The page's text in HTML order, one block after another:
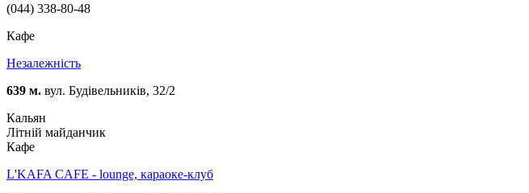
(044) 338-80-48
Кафе
Незалежність
639 м. вул. Будівельників, 32/2
Кальян
Літній майданчик
Кафе
L'KAFA CAFE - lounge, караоке-клуб